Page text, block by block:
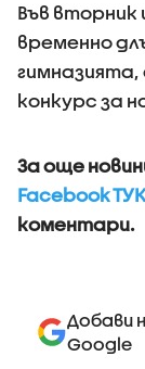
Във вторник
временно
гимназията,
конкурс за
За още
Facebook
коментари.
Добави
Google